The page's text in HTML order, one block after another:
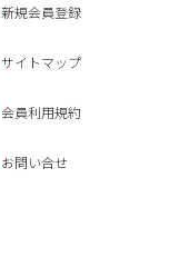
新規会員登録
サイトマップ
会員利用規約
お問い合せ